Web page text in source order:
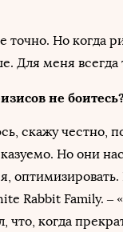
точно. Но когда
Для меня всегда
не
скажу честно,
Но они
Rabbit Family. –
что, когда